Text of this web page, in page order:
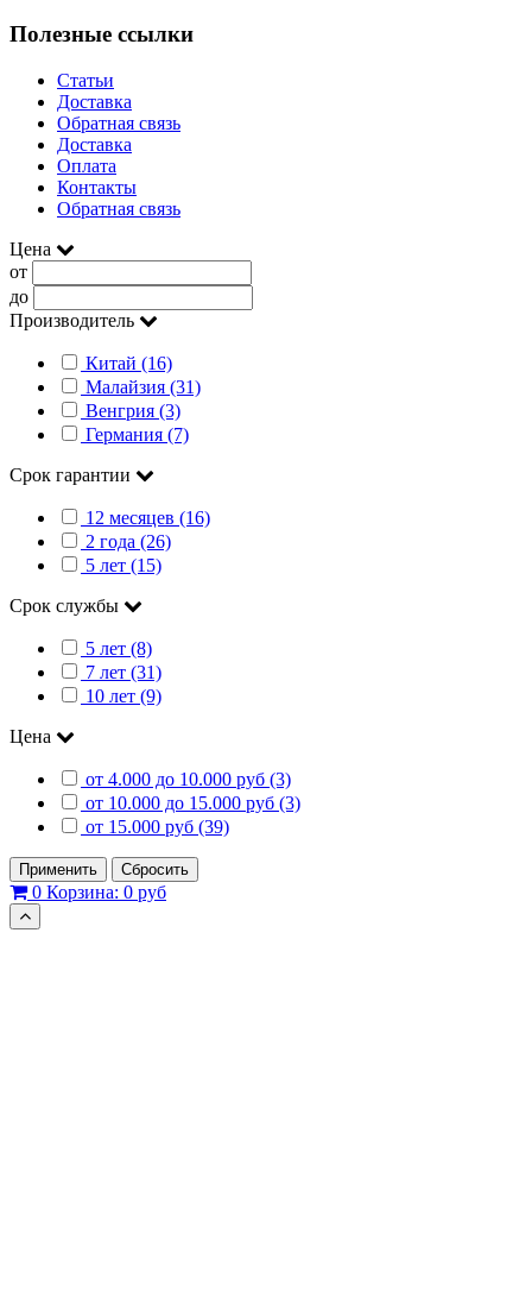
Полезные ссылки
Статьи
Доставка
Обратная связь
Доставка
Оплата
Контакты
Обратная связь
Цена
от
до
Производитель
Китай (16)
Малайзия (31)
Венгрия (3)
Германия (7)
Срок гарантии
12 месяцев (16)
2 года (26)
5 лет (15)
Срок службы
5 лет (8)
7 лет (31)
10 лет (9)
Цена
от 4.000 до 10.000 руб (3)
от 10.000 до 15.000 руб (3)
от 15.000 руб (39)
Применить Сбросить
0 Корзина: 0 руб